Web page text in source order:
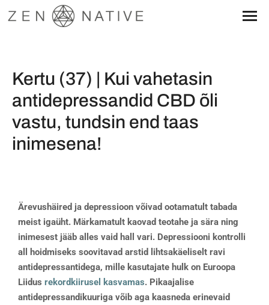
Kertu (37) | Kui vahetasin
antidepressandid CBD õli
vastu, tundsin end taas
inimesena!
Ärevushäired ja depressioon võivad ootamatult tabada
meist igaüht. Märkamatult kaovad teotahe ja sära ning
inimesest jääb alles vaid hall vari. Depressiooni kontrolli
all hoidmiseks soovitavad arstid lihtsakäeliselt ravi
antidepressantidega, mille kasutajate hulk on Euroopa
Liidus rekordkiirusel kasvamas. Pikaajalise
antidepressandikuuriga võib aga kaasneda erinevaid